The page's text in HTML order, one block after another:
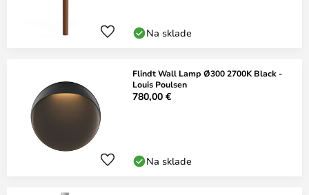
Na sklade
Flindt Wall Lamp Ø300 2700K Black -
Louis Poulsen
780,00 €
Na sklade